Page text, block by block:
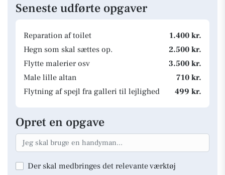
Seneste udførte opgaver
Reparation af toilet
1.400 kr.
Hegn som skal sættes op.
2.500 kr.
Flytte malerier osv
3.500 kr.
Male lille altan
710 kr.
Flytning af spejl fra galleri til lejlighed
499 kr.
Opret en opgave
Der skal medbringes det relevante værktøj